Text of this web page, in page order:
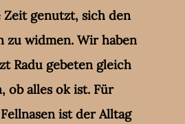
genutzt, sich den
zu widmen. Wir haben
Radu gebeten gleich
ob alles ok ist. Für
ist der Alltag